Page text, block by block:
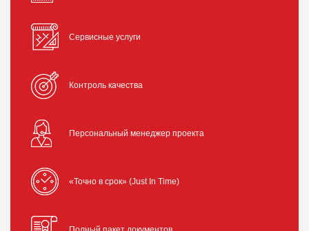
Сервисные услуги
Контроль качества
Персональный менеджер проекта
«Точно в срок» (Just In Time)